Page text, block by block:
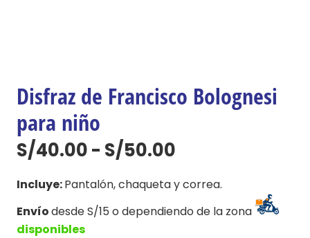
Disfraz de Francisco Bolognesi
para niño
S/40.00- S/50.00
precios:
desde
S/40.00
Incluye:Pantalón, chaqueta y correa.
Envíodesde S/15 o dependiendo de la zona
disponibles